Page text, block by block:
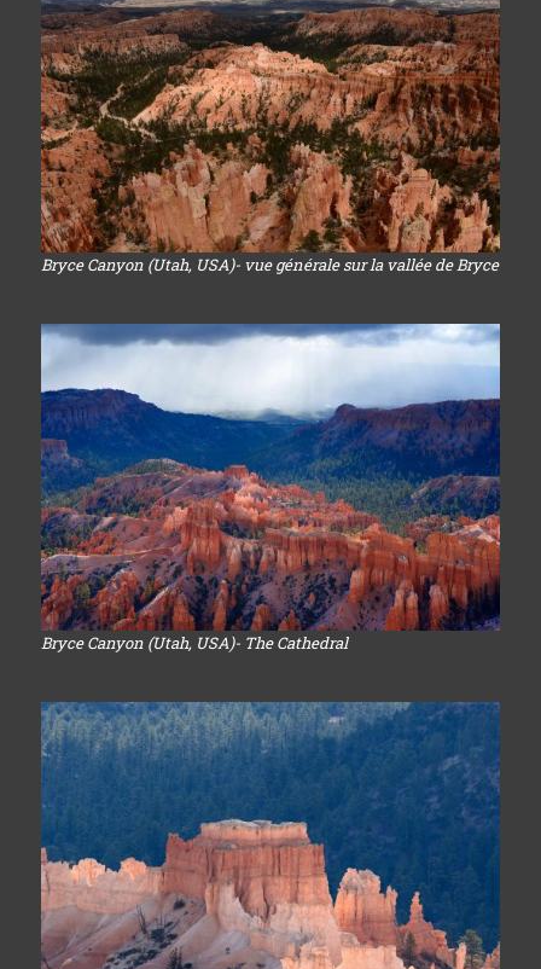
Bryce Canyon (Utah, USA)- vue générale sur la vallée de Bryce
Bryce Canyon (Utah, USA)- The Cathedral